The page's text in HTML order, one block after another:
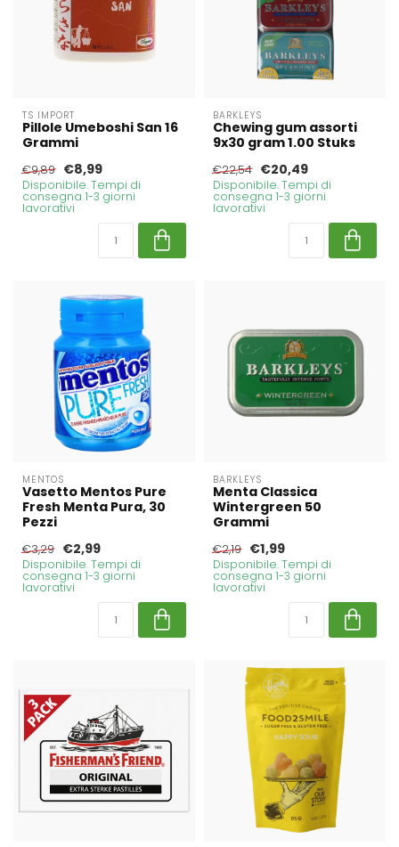
TS IMPORT
Pillole Umeboshi San 16
Grammi
€9,89 €8,99
Disponibile. Tempi di
consegna 1-3 giorni
lavorativi
BARKLEYS
Chewing gum assorti
9x30 gram 1.00 Stuks
€22,54 €20,49
Disponibile. Tempi di
consegna 1-3 giorni
lavorativi
MENTOS
Vasetto Mentos Pure
Fresh Menta Pura, 30
Pezzi
€3,29 €2,99
Disponibile. Tempi di
consegna 1-3 giorni
lavorativi
BARKLEYS
Menta Classica
Wintergreen 50
Grammi
€2,19 €1,99
Disponibile. Tempi di
consegna 1-3 giorni
lavorativi